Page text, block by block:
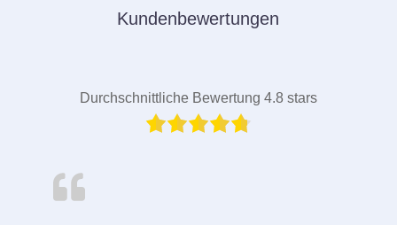
Kundenbewertungen
Durchschnittliche Bewertung 4.8 stars